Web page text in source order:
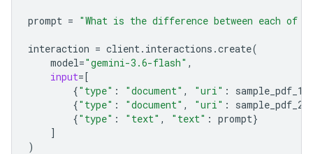
prompt = "What is the difference between each of
interaction = client. interactions .create(
model="gemini-3.6-flash" ,
input=[
{"type" : "document" , "uri" : sample_pdf_1
{"type" : "document" , "uri" : sample_pdf_2
{"type" : "text" , "text" : prompt}
]
)